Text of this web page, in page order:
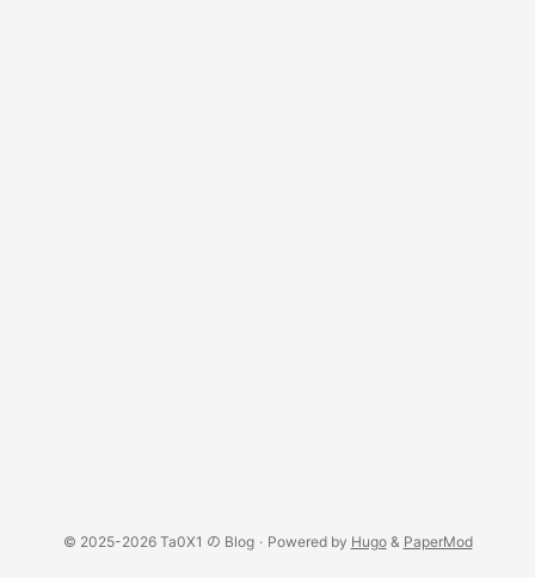
© 2025-2026 Ta0X1 の Blog · Powered by Hugo& PaperMod